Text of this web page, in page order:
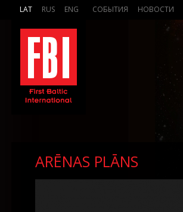
LAT RUS ENG СОБЫТИЯ НОВОСТИ
ARĒNAS PLĀNS